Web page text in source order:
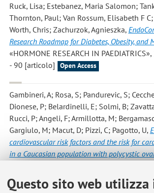
Questo sito web utilizza
Ruck, Lisa; Estebanez, Maria Salomon;
Thornton, Paul; Van Rossum, Elisabeth F
Worth, Chris; Zachurzok, Agnieszka,
Research Roadmap for Diabetes, Obesity, and
«HORMONE RESEARCH IN
- 90 [articolo]
Open Access
Gambineri, A; Rosa, S; Pandurevic, S;
Dionese, P; Belardinelli, E; Solmi, B;
Rucci, P; Angeli, F; Armillotta, M;
Gargiulo, M; Macut, D; Pizzi, C; Pagotto, U,
cardiovascular risk factors and the risk for
in a Caucasian population with polycystic
pp. 210 - 219 [articolo]